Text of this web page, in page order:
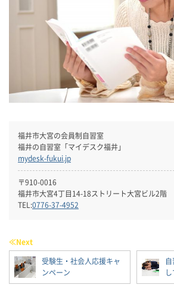
福井市大宮の会員制自習室
福井の自習室「マイデスク福井」
mydesk-fukui.jp
〒910-0016
福井市大宮4丁目14-18ストリート大宮ビル2階
TEL:0776-37-4952
≪Next
受験生・社会人応援キャ
ンペーン